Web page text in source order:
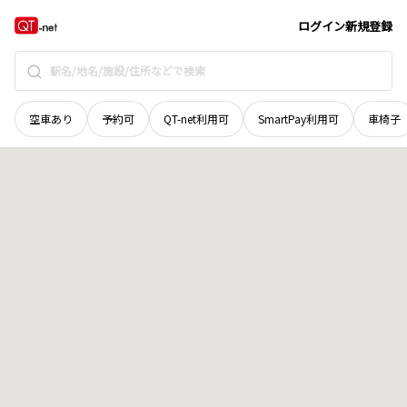
ログイン新規登録
空車あり 予約可 QT-net利用可 SmartPay利用可 車椅子
青森県